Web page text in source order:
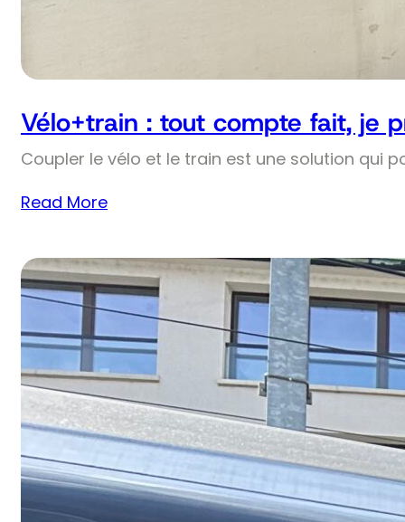
Vélo+train : tout compte fait, je
Coupler le vélo et le train est une solution qui
Read More